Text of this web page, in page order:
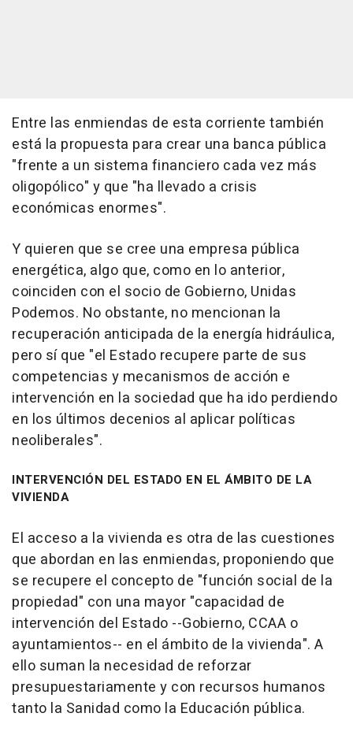
Entre las enmiendas de esta corriente también
está la propuesta para crear una banca pública
"frente a un sistema financiero cada vez más
oligopólico" y que "ha llevado a crisis
económicas enormes".
Y quieren que se cree una empresa pública
energética, algo que, como en lo anterior,
coinciden con el socio de Gobierno, Unidas
Podemos. No obstante, no mencionan la
recuperación anticipada de la energía hidráulica,
pero sí que "el Estado recupere parte de sus
competencias y mecanismos de acción e
intervención en la sociedad que ha ido perdiendo
en los últimos decenios al aplicar políticas
neoliberales".
INTERVENCIÓN DEL ESTADO EN EL ÁMBITO DE LA
VIVIENDA
El acceso a la vivienda es otra de las cuestiones
que abordan en las enmiendas, proponiendo que
se recupere el concepto de "función social de la
propiedad" con una mayor "capacidad de
intervención del Estado --Gobierno, CCAA o
ayuntamientos-- en el ámbito de la vivienda". A
ello suman la necesidad de reforzar
presupuestariamente y con recursos humanos
tanto la Sanidad como la Educación pública.